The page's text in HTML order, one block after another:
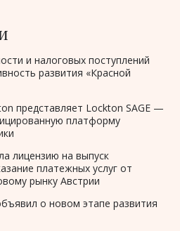
и налоговых поступлений
развития «Красной
представляет Lockton SAGE —
платформу
лицензию на выпуск
платежных услуг от
рынку Австрии
о новом этапе развития